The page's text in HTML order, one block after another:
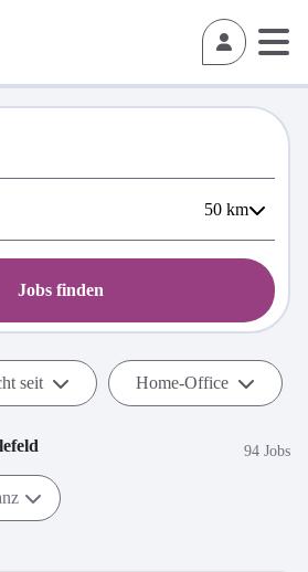
50 km
Jobs finden
seit Home-Office
94 Jobs